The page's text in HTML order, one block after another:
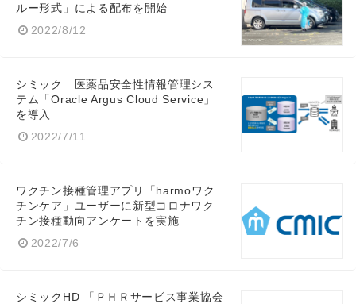
ルー形式」による配布を開始
2022/8/12
シミック 医薬品安全性情報管理シス
テム「Oracle Argus Cloud Service」
を導入
2022/7/11
ワクチン接種管理アプリ「harmoワク
チンケア」ユーザーに新型コロナワク
チン接種動向アンケートを実施
2022/7/6
シミックHD 「ＰＨＲサービス事業協会